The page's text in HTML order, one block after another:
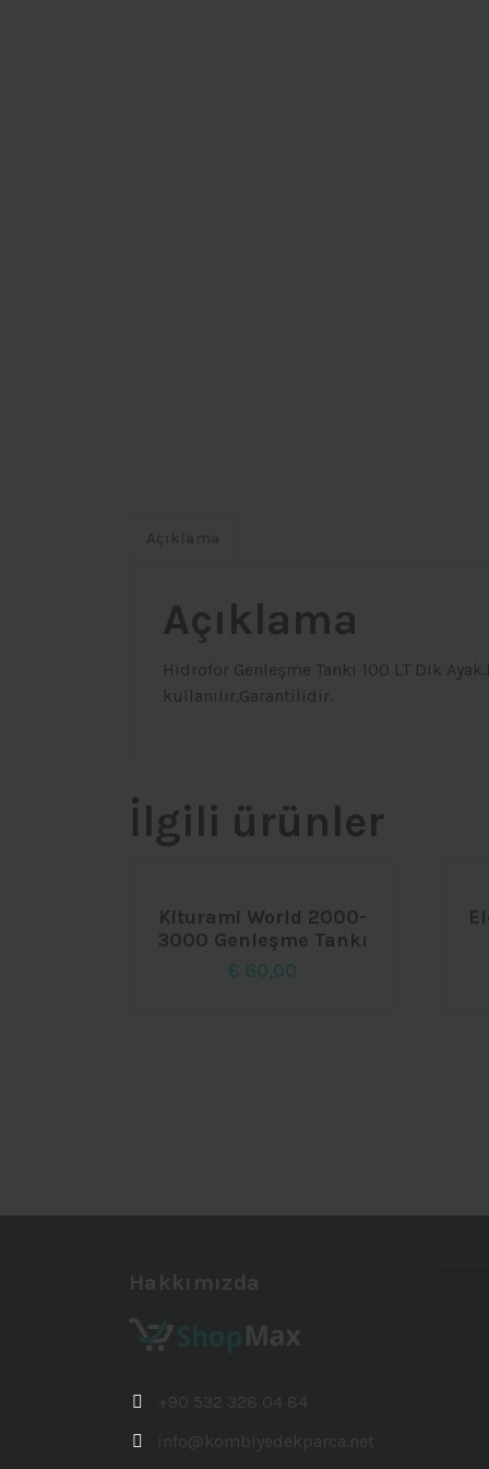
Açıklama
Hidrofor Genleşme Tankı 100 LT Dik
kullanılır.Garantilidir.
İlgili ürünler
Kiturami World 2000-
3000 Genleşme Tankı
€ 60,00
Hakkımızda
+90 532 328 04 84
info@kombiyedekparca.net